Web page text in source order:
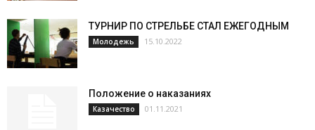
ТУРНИР ПО СТРЕЛЬБЕ СТАЛ ЕЖЕГОДНЫМ
Молодежь 15.10.2022
Положение о наказаниях
Казачество 01.11.2021